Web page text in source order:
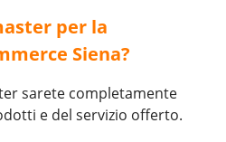
per la
Siena?
sarete completamente
e del servizio offerto.